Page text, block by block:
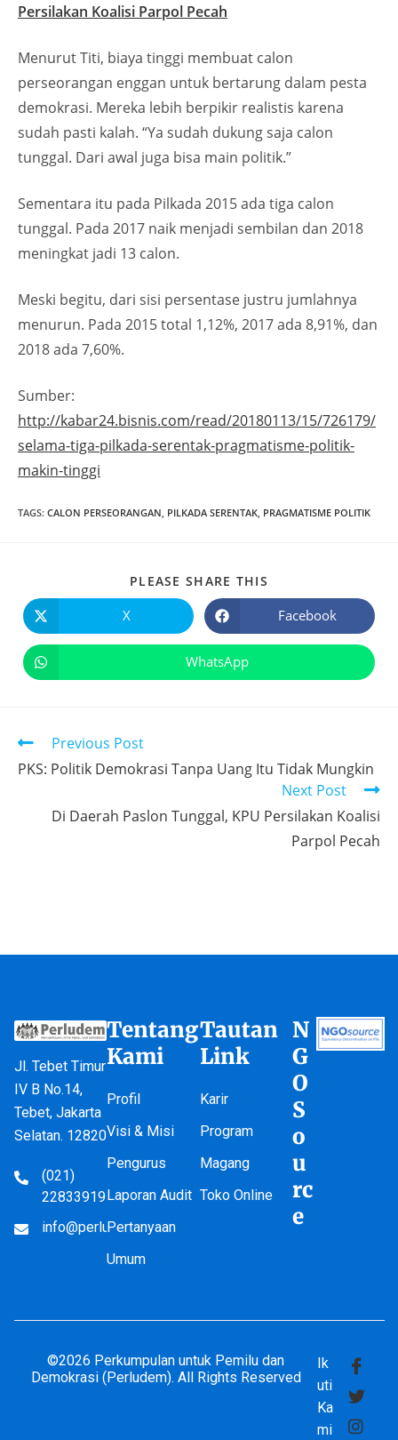
Persilakan Koalisi Parpol Pecah
Menurut Titi, biaya tinggi membuat calon
perseorangan enggan untuk bertarung dalam pesta
demokrasi. Mereka lebih berpikir realistis karena
sudah pasti kalah. “Ya sudah dukung saja calon
tunggal. Dari awal juga bisa main politik.”
Sementara itu pada Pilkada 2015 ada tiga calon
tunggal. Pada 2017 naik menjadi sembilan dan 2018
meningkat jadi 13 calon.
Meski begitu, dari sisi persentase justru jumlahnya
menurun. Pada 2015 total 1,12%, 2017 ada 8,91%, dan
2018 ada 7,60%.
Sumber:
http://kabar24.bisnis.com/read/20180113/15/726179/
selama-tiga-pilkada-serentak-pragmatisme-politik-
makin-tinggi
TAGS: CALON PERSEORANGAN PILKADA SERENTAK PRAGMATISME POLITIK
PLEASE SHARE THIS
X Facebook
WhatsApp
Previous Post
PKS: Politik Demokrasi Tanpa Uang Itu Tidak Mungkin
Next Post
Di Daerah Paslon Tunggal, KPU Persilakan Koalisi
Parpol Pecah
Jl. Tebet Timur
IV B No.14,
Tebet, Jakarta
Selatan. 12820
(021)
22833919
info@perludem.or.id
Tentang
Kami
Profil
Visi & Misi
Pengurus
Laporan Audit
Pertanyaan
Umum
Tautan
Link
Karir
Program
Magang
Toko Online
N
G
O
S
o
u
rc
e
©2026 Perkumpulan untuk Pemilu dan
Demokrasi (Perludem). All Rights Reserved
Ik
uti
Ka
mi